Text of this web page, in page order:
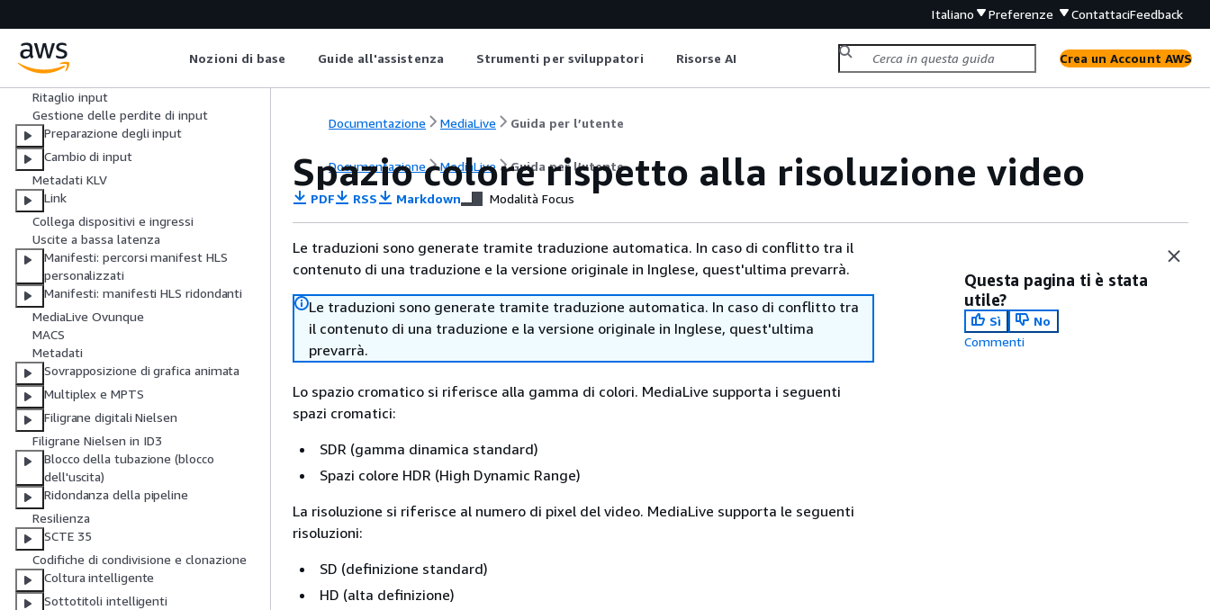
Italiano Preferenze ContattaciFeedback
Nozioni di base Guide all'assistenza Strumenti per sviluppatori Risorse AI Crea un Account AWS
Ritaglio di eventi
ID3 metadati
Sovrapposizioni di immagini
Ritaglio input
Gestione delle perdite di input
Preparazione degli input
Cambio di input
Metadati KLV
Link
Collega dispositivi e ingressi
Uscite a bassa latenza
Manifesti: percorsi manifest HLS
personalizzati
Manifesti: manifesti HLS ridondanti
MediaLive Ovunque
MACS
Metadati
Sovrapposizione di grafica animata
Multiplex e MPTS
Filigrane digitali Nielsen
Filigrane Nielsen in ID3
Blocco della tubazione (blocco
dell'uscita)
Ridondanza della pipeline
Resilienza
SCTE 35
Codifiche di condivisione e clonazione
Coltura intelligente
Sottotitoli intelligenti
Documentazione MediaLive Guida per l’utente
Documentazione MediaLive Guida per l’utente
Spazio colore rispetto alla risoluzione video
PDF RSS Markdown Modalità Focus
Le traduzioni sono generate tramite traduzione automatica. In caso di conflitto tra il
contenuto di una traduzione e la versione originale in Inglese, quest'ultima prevarrà.
Le traduzioni sono generate tramite traduzione automatica. In caso di conflitto tra
il contenuto di una traduzione e la versione originale in Inglese, quest'ultima
prevarrà.
Lo spazio cromatico si riferisce alla gamma di colori. MediaLive supporta i seguenti
spazi cromatici:
SDR (gamma dinamica standard)
Spazi colore HDR (High Dynamic Range)
La risoluzione si riferisce al numero di pixel del video. MediaLive supporta le seguenti
risoluzioni:
SD (definizione standard)
HD (alta definizione)
Questa pagina ti è stata
utile?
Sì
No
Commenti